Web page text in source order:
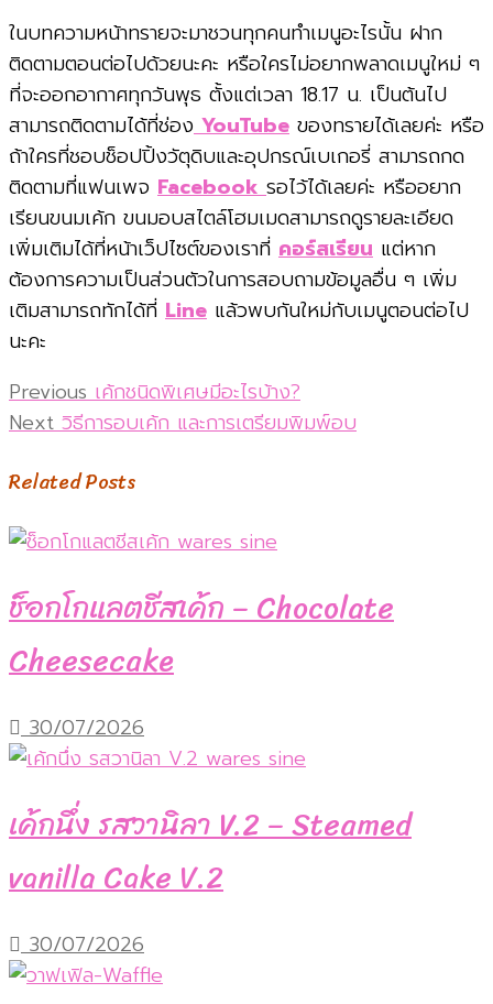
ในบทความหน้าทรายจะมาชวนทุกคนทำเมนูอะไรนั้น ฝาก
ติดตามตอนต่อไปด้วยนะคะ หรือใครไม่อยากพลาดเมนูใหม่ ๆ
ที่จะออกอากาศทุกวันพุธ ตั้งแต่เวลา 18.17 น. เป็นต้นไป
สามารถติดตามได้ที่ช่อง YouTube ของทรายได้เลยค่ะ หรือ
ถ้าใครที่ชอบช็อปปิ้งวัตุดิบและอุปกรณ์เบเกอรี่ สามารถกด
ติดตามที่แฟนเพจ Facebook รอไว้ได้เลยค่ะ หรืออยาก
เรียนขนมเค้ก ขนมอบสไตล์โฮมเมดสามารถดูรายละเอียด
เพิ่มเติมได้ที่หน้าเว็ปไซต์ของเราที่ คอร์สเรียน แต่หาก
ต้องการความเป็นส่วนตัวในการสอบถามข้อมูลอื่น ๆ เพิ่ม
เติมสามารถทักได้ที่ Line แล้วพบกันใหม่กับเมนูตอนต่อไป
นะคะ
Post
Previous Previous
post:
เค้กชนิดพิเศษมีอะไรบ้าง?
Next Next
วิธีการอบเค้ก และการเตรียมพิมพ์อบ
Related Posts
ช็อกโกแลตชีสเค้ก – Chocolate
Cheesecake
30/07/2026
เค้กนึ่ง รสวานิลา V.2 – Steamed
vanilla Cake V.2
30/07/2026